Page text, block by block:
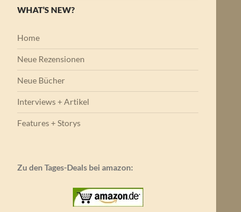
WHAT’S NEW?
Home
Neue Rezensionen
Neue Bücher
Interviews + Artikel
Features + Storys
Zu den Tages-Deals bei amazon: